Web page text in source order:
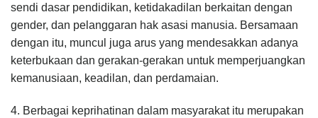
sendi dasar pendidikan, ketidakadilan berkaitan dengan
gender, dan pelanggaran hak asasi manusia. Bersamaan
dengan itu, muncul juga arus yang mendesakkan adanya
keterbukaan dan gerakan-gerakan untuk memperjuangkan
kemanusiaan, keadilan, dan perdamaian.
4. Berbagai keprihatinan dalam masyarakat itu merupakan